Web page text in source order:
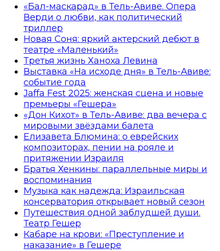
«Бал-маскарад» в Тель-Авиве. Опера
Верди о любви, как политический
триллер
Новая Соня: яркий актерский дебют в
театре «Маленький»
Третья жизнь Ханоха Левина
Выставка «На исходе дня» в Тель-Авиве:
событие года
Jaffa Fest 2025: женская сцена и новые
премьеры «Гешера»
«Дон Кихот» в Тель-Авиве: два вечера с
мировыми звёздами балета
Елизавета Блюмина: о еврейских
композиторах, пении на рояле и
притяжении Израиля
Братья Хенкины: параллельные миры и
воспоминания
Музыка как надежда: Израильская
консерватория открывает новый сезон
Путешествия одной заблудшей души.
Театр Гешер
Кабаре на крови: «Преступление и
наказание» в Гешере